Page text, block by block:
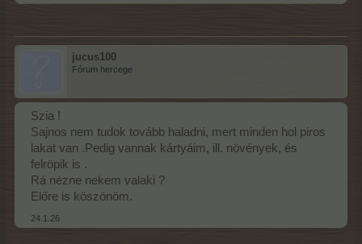
jucus100
Fórum hercege
Szia !
Sajnos nem tudok tovább haladni, mert minden hol piros
lakat van .Pedig vannak kártyáim, ill. növények, és
felröpik is .
Rá nézne nekem valaki ?
Előre is köszönöm.
24.1.26